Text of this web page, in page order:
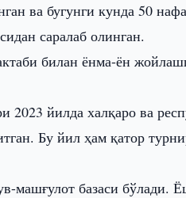
ва бугунги кунда 50
саралаб олинган.
билан ёнма-ён
йилда халқаро ва
Бу йил ҳам қатор
машғулот базаси бўлади.